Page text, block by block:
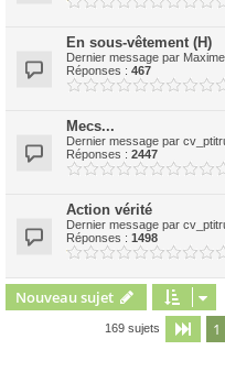
En sous-vêtement (H)
Dernier message par
Réponses : 467
Mecs...
Dernier message par
Réponses : 2447
Action vérité
Dernier message par
Réponses : 1498
Nouveau sujet
169 sujets Page
1